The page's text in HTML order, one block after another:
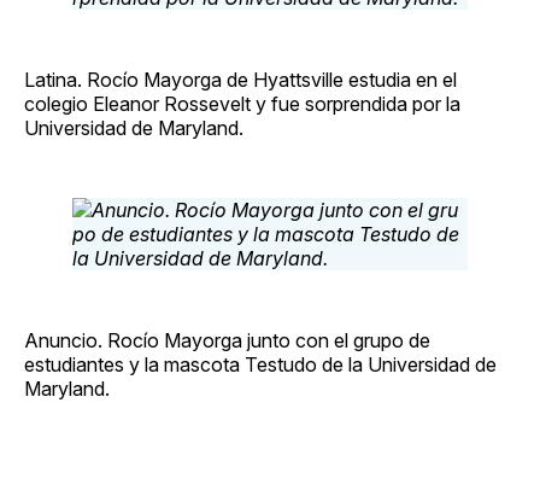
Latina. Rocío Mayorga de Hyattsville estudia en el
colegio Eleanor Rossevelt y fue sorprendida por la
Universidad de Maryland.
Anuncio. Rocío Mayorga junto con el grupo de
estudiantes y la mascota Testudo de la Universidad de
Maryland.